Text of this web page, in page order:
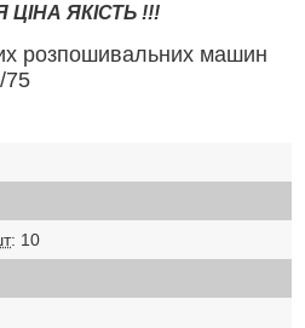
ЯКІСТЬ !!!
розпошивальних машин
75
: 10